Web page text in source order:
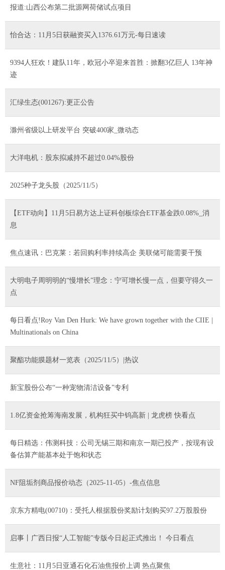
报道:山西公布第二批源网荷储试点项目
怡合达：11月5日获融资买入1376.61万元-每日速读
9394人狂欢！建队11年，欧冠小卒迎来首胜：掀翻3亿巨人 13年神
迹
汇绿生态(001267):更正公告
滁州省级以上研发平台 突破400家_微动态
大洋电机：股东拟减持不超过0.04%股份
2025种子龙头股（2025/11/5）
【ETF动向】11月5日易方达上证科创板综合ETF基金跌0.08%_消
息
焦点速讯：巴克莱：若回购利率持续高企 美联储可能需要干预
大明电子周明明的“慢增长”理念：宁可增长慢一点，但要守得久一
点
每日看点!Roy Van Den Hurk: We have grown together with the CIIE |
Multinationals on China
聚酯功能膜题材一览表（2025/11/5）|热议
新宝股份公布“一种宠物清洁设备”专利
1.8亿资金抢筹海南发展，机构狂买中钨高新 | 龙虎榜 快看点
每日精选：伟测科技：公司无锡三期和南京一期已投产，按现有设
备估算产能基本处于饱和状态
NF阻垢剂商品报价动态（2025-11-05）-焦点信息
京东方精电(00710)：受托人根据股份奖励计划购买97.2万股股份
启事丨广西日报“人工智能”专版今日起正式推出！ 今日看点
生意社：11月5日亚通石化石油焦报价上调 热点聚焦